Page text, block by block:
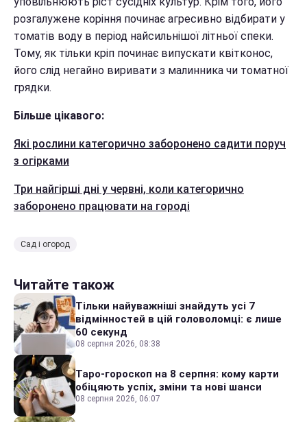
розгалужене коріння починає агресивно відбирати у
томатів воду в період найсильнішої літньої спеки.
Тому, як тільки кріп починає випускати квітконос,
його слід негайно виривати з малинника чи томатної
грядки.
Більше цікавого:
Які рослини категорично заборонено садити поруч
з огірками
Три найгірші дні у червні, коли категорично
заборонено працювати на городі
Сад і огород
Читайте також
Тільки найуважніші знайдуть усі 7
відмінностей в цій головоломці: є лише
60 секунд
08 серпня 2026, 08:38
Таро-гороскоп на 8 серпня: кому карти
обіцяють успіх, зміни та нові шанси
08 серпня 2026, 06:07